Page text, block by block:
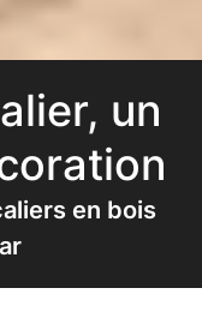
en bois
un